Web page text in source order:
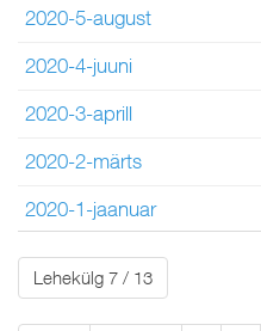
2020-5-august
2020-4-juuni
2020-3-aprill
2020-2-märts
2020-1-jaanuar
Lehekülg 7 / 13